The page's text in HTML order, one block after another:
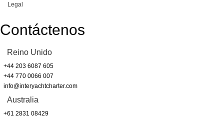
Legal
Contáctenos
Reino Unido
+44 203 6087 605
+44 770 0066 007
info@interyachtcharter.com
Australia
+61 2831 08429